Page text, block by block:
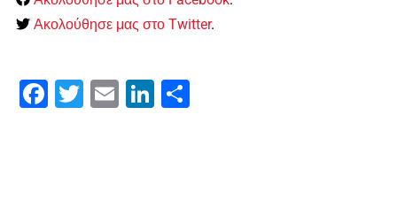
Ακολούθησε μας στο Twitter.
Facebook
Twitter Email LinkedIn